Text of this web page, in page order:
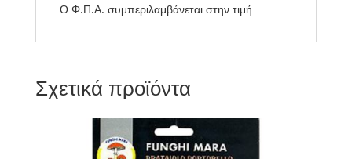
Ο Φ.Π.Α. συμπεριλαμβάνεται στην τιμή
Σχετικά προϊόντα